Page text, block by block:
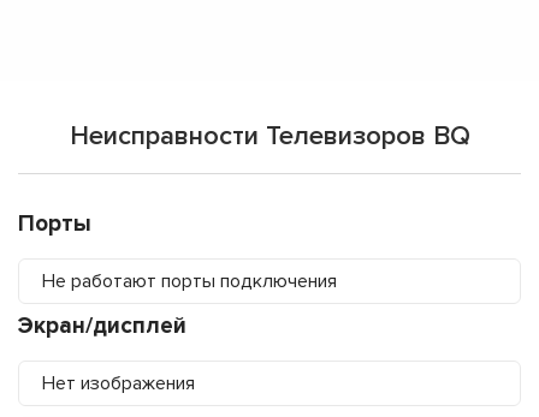
Неисправности Телевизоров BQ
Порты
Не работают порты подключения
Экран/дисплей
Нет изображения